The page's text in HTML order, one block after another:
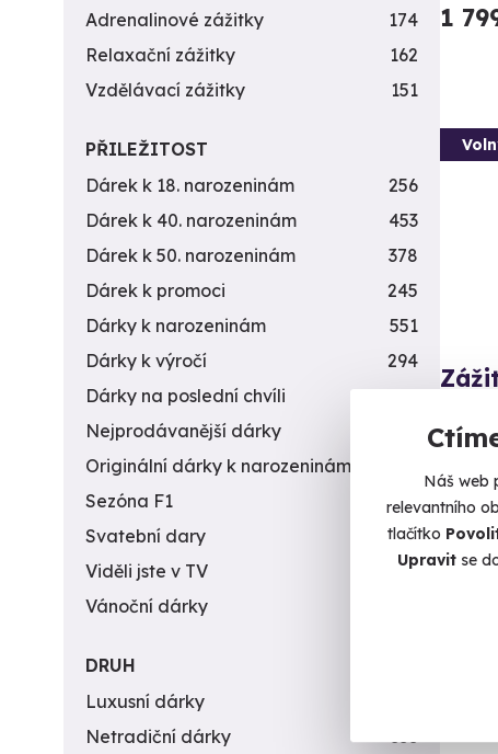
Náš web
relevantního
tlačítko
Upravitse
1
Z
(+
1
Adrenalinové zážitky
174
Relaxační zážitky
162
Vzdělávací zážitky
151
PŘILEŽITOST
Dárek k 18. narozeninám
256
Dárek k 40. narozeninám
453
Dárek k 50. narozeninám
378
Dárek k promoci
245
Dárky k narozeninám
551
Dárky k výročí
294
Dárky na poslední chvíli
450
Nejprodávanější dárky
Originální dárky k narozeninám
Sezóna F1
4
Svatební dary
196
Viděli jste v TV
31
Vánoční dárky
DRUH
Luxusní dárky
Netradiční dárky
353